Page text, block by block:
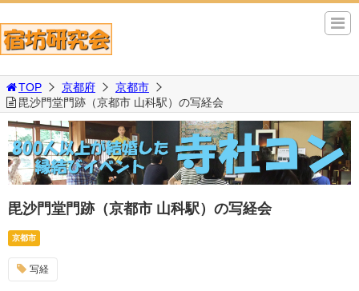
TOP 京都府
京都市
毘沙門堂門跡（京都市 山科駅）の写経会
毘沙門堂門跡（京都市 山科駅）の写経会
京都市
写経